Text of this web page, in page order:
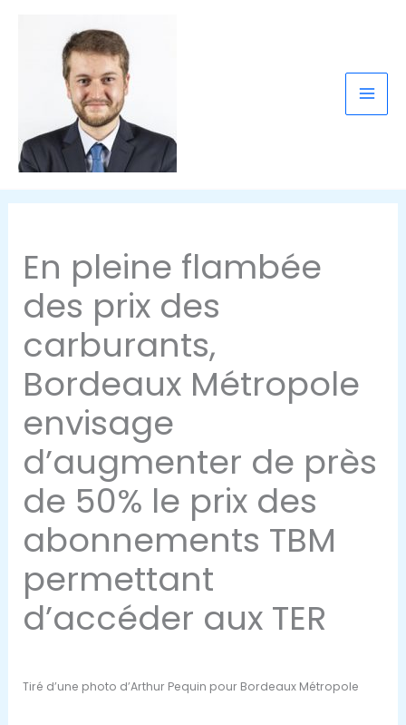
En pleine flambée
des prix des
carburants,
Bordeaux Métropole
envisage
d’augmenter de près
de 50% le prix des
abonnements TBM
permettant
d’accéder aux TER
Tiré d’une photo d’Arthur Pequin pour Bordeaux Métropole